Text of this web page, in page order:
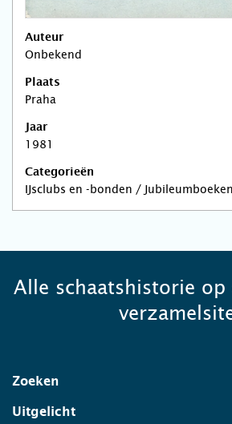
Auteur
Onbekend
Plaats
Praha
Jaar
1981
Categorieën
IJsclubs en -bonden /
Alle schaatshistorie op
Zoeken
Uitgelicht